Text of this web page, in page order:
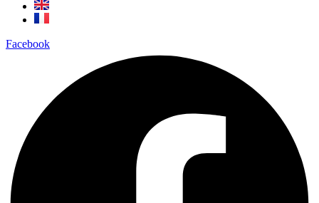
Facebook